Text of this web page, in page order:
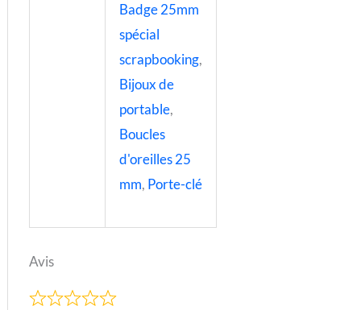
Badge 25mm
spécial
scrapbooking,
Bijoux de
portable,
Boucles
d'oreilles 25
mm, Porte-clé
Avis